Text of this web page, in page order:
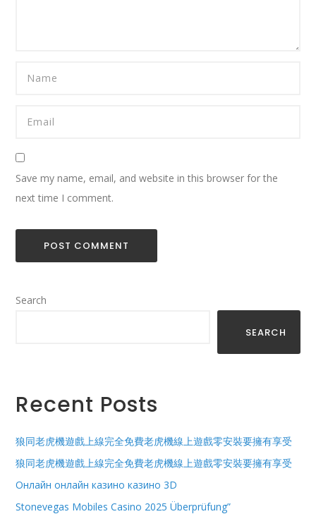
Save my name, email, and website in this browser for the
next time I comment.
Search
SEARCH
Recent Posts
狼同老虎機遊戲上線完全免費老虎機線上遊戲零安裝要擁有享受
狼同老虎機遊戲上線完全免費老虎機線上遊戲零安裝要擁有享受
Онлайн онлайн казино казино 3D
Stonevegas Mobiles Casino 2025 Überprüfung”